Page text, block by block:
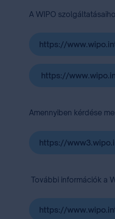
A WIPO
https://
https://
Amennyiben kérdése
https://
További információk a
https://